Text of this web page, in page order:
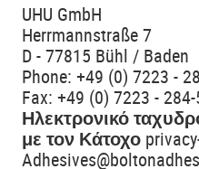
UHU GmbH
Herrmannstraße 7
D - 77815 Bühl / Baden
Phone: +49 (0) 7223 -
Fax: +49 (0) 7223 -
Ηλεκτρονικό
με τον Κάτοχο